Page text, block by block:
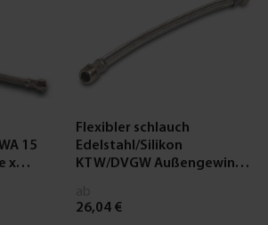
15
x
Flexibler schlauch
Edelstahl/Silikon
KTW/DVGW Außengewinde
Edelstahl Typ gerade
26,04 €